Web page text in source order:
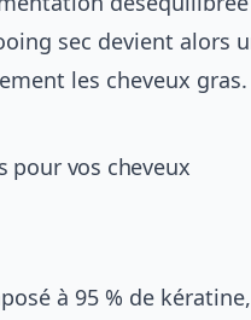
sec devient alors
les cheveux gras.
pour vos cheveux
à 95 % de